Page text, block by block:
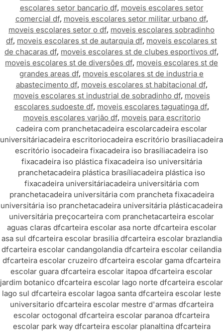
escolares setor bancario df, moveis escolares setor
comercial df, moveis escolares setor militar urbano df,
moveis escolares setor o df, moveis escolares sobradinho
df, moveis escolares st de autarquia df, moveis escolares st
de chacaras df, moveis escolares st de clubes esportivos df,
moveis escolares st de diversões df, moveis escolares st de
grandes areas df, moveis escolares st de industria e
abastecimento df, moveis escolares st habitacional df,
moveis escolares st industrial de sobradinho df, moveis
escolares sudoeste df, moveis escolares taguatinga df,
moveis escolares varjão df, moveis para escritorio
cadeira com pranchetacadeira escolarcadeira escolar
universitáriacadeira escritoriocadeira escritório brasíliacadeira
escritório isocadeira fixacadeira iso brasíliacadeira iso
fixacadeira iso plástica fixacadeira iso universitária
pranchetacadeira plástica brasíliacadeira plástica iso
fixacadeira universitáriacadeira universitária com
pranchetacadeira universitária com prancheta fixacadeira
universitária iso pranchetacadeira universitária plásticacadeira
universitária preçocarteira com pranchetacarteira escolar
aguas claras dfcarteira escolar asa norte dfcarteira escolar
asa sul dfcarteira escolar brasilia dfcarteira escolar brazlandia
dfcarteira escolar candangolandia dfcarteira escolar ceilandia
dfcarteira escolar cruzeiro dfcarteira escolar gama dfcarteira
escolar guara dfcarteira escolar itapoa dfcarteira escolar
jardim botanico dfcarteira escolar lago norte dfcarteira escolar
lago sul dfcarteira escolar lagoa santa dfcarteira escolar leste
universitario dfcarteira escolar mestre d'armas dfcarteira
escolar octogonal dfcarteira escolar paranoa dfcarteira
escolar park way dfcarteira escolar planaltina dfcarteira